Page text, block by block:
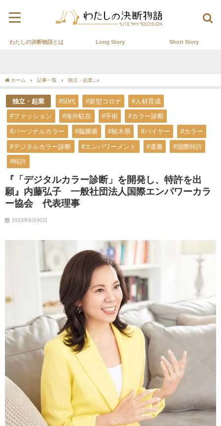
わたしの決断物語とは Long Story Short Story
ホーム 記事一覧 独立・起業
独立・起業 #50代 #新型コロナ #人材育成
#ファッション #海外駐在 #手術 #カラー診断
#パーソナルカラー #脳腫瘍 #栃木県 #バイヤー #カラー
#デジタルカラー診断 #エンパワーメント #遺書 #国際特許
#特許
『「デジタルカラー診断」を開発し、特許を出
願』内藤弘子 一般社団法人国際エンパワーカラ
ー協会 代表理事
2023年8月30日